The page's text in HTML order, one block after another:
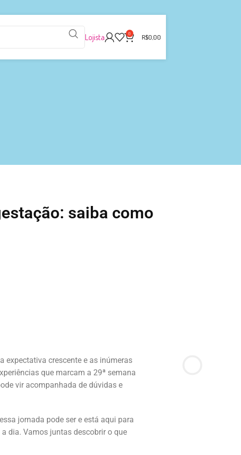
Lojista 0 R$0,00
saiba como
expectativa crescente e as inúmeras
que marcam a 29ª semana
vir acompanhada de dúvidas e
jornada pode ser e está aqui para
dia. Vamos juntas descobrir o que